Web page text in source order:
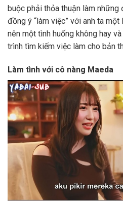
buộc phải thỏa thuận làm những
đồng ý “làm việc” với anh ta
nên một tình huống không hay
trình tìm kiếm việc làm cho bản
Làm tình với cô nàng Maeda